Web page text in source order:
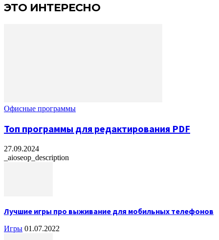
ЭТО ИНТЕРЕСНО
Офисные программы
Топ программы для редактирования PDF
27.09.2024
_aioseop_description
Лучшие игры про выживание для мобильных телефонов
Игры 01.07.2022